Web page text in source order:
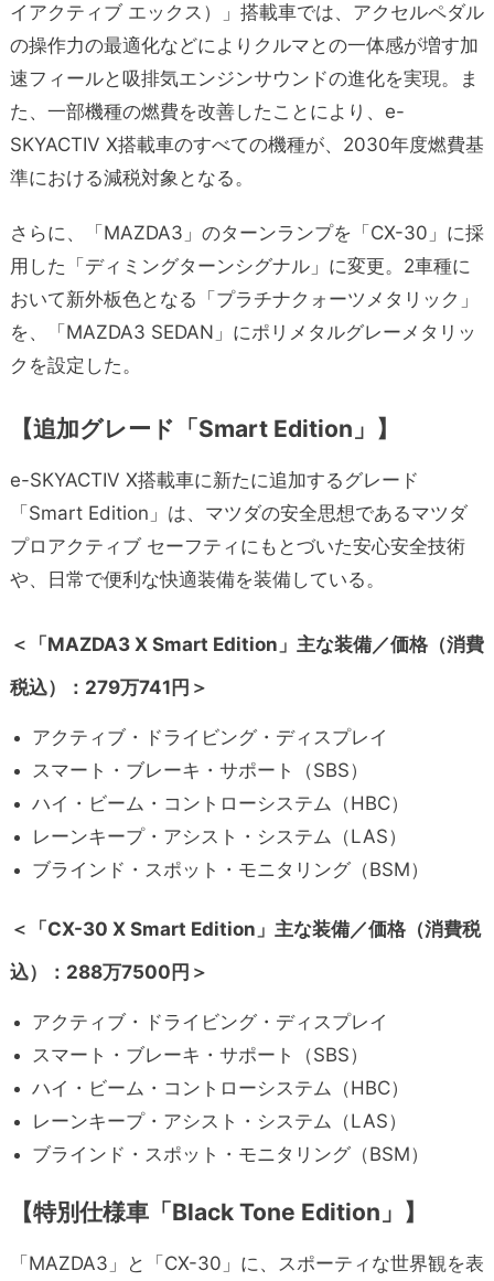
イアクティブ エックス）」搭載車では、アクセルペダル
の操作力の最適化などによりクルマとの一体感が増す加
速フィールと吸排気エンジンサウンドの進化を実現。ま
た、一部機種の燃費を改善したことにより、e-
SKYACTIV X搭載車のすべての機種が、2030年度燃費基
準における減税対象となる。
さらに、「MAZDA3」のターンランプを「CX-30」に採
用した「ディミングターンシグナル」に変更。2車種に
おいて新外板色となる「プラチナクォーツメタリック」
を、「MAZDA3 SEDAN」にポリメタルグレーメタリッ
クを設定した。
【追加グレード「Smart Edition」】
e-SKYACTIV X搭載車に新たに追加するグレード
「Smart Edition」は、マツダの安全思想であるマツダ
プロアクティブ セーフティにもとづいた安心安全技術
や、日常で便利な快適装備を装備している。
＜「MAZDA3 X Smart Edition」主な装備／価格（消費
税込）：279万741円＞
アクティブ・ドライビング・ディスプレイ
スマート・ブレーキ・サポート（SBS）
ハイ・ビーム・コントローシステム（HBC）
レーンキープ・アシスト・システム（LAS）
ブラインド・スポット・モニタリング（BSM）
＜「CX-30 X Smart Edition」主な装備／価格（消費税
込）：288万7500円＞
アクティブ・ドライビング・ディスプレイ
スマート・ブレーキ・サポート（SBS）
ハイ・ビーム・コントローシステム（HBC）
レーンキープ・アシスト・システム（LAS）
ブラインド・スポット・モニタリング（BSM）
【特別仕様車「Black Tone Edition」】
「MAZDA3」と「CX-30」に、スポーティな世界観を表